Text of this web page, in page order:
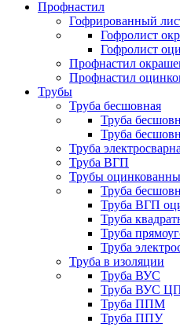
Профнастил
Гофрированный
Гофролист
Гофролист
Профнастил
Профнастил
Трубы
Труба бесшовная
Труба
Труба
Труба
Труба ВГП
Трубы
Труба
Труба ВГП
Труба
Труба
Труба
Труба в изоляции
Труба ВУС
Труба ВУС
Труба ППМ
Труба ППУ